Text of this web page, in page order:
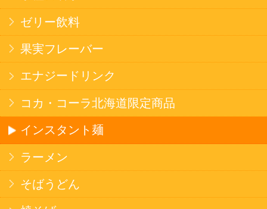
ご利用ガイド
オンライン専用お問い合わせ
カートを見る
新規ご利用登録
ログイン
セイコーマートHOME
個人情報保護方針
©Secoma Company, Ltd. 2016 All rights reserved.
じられています。
法令に従って、20歳未満の方への酒類のご注文
はお受けできません。